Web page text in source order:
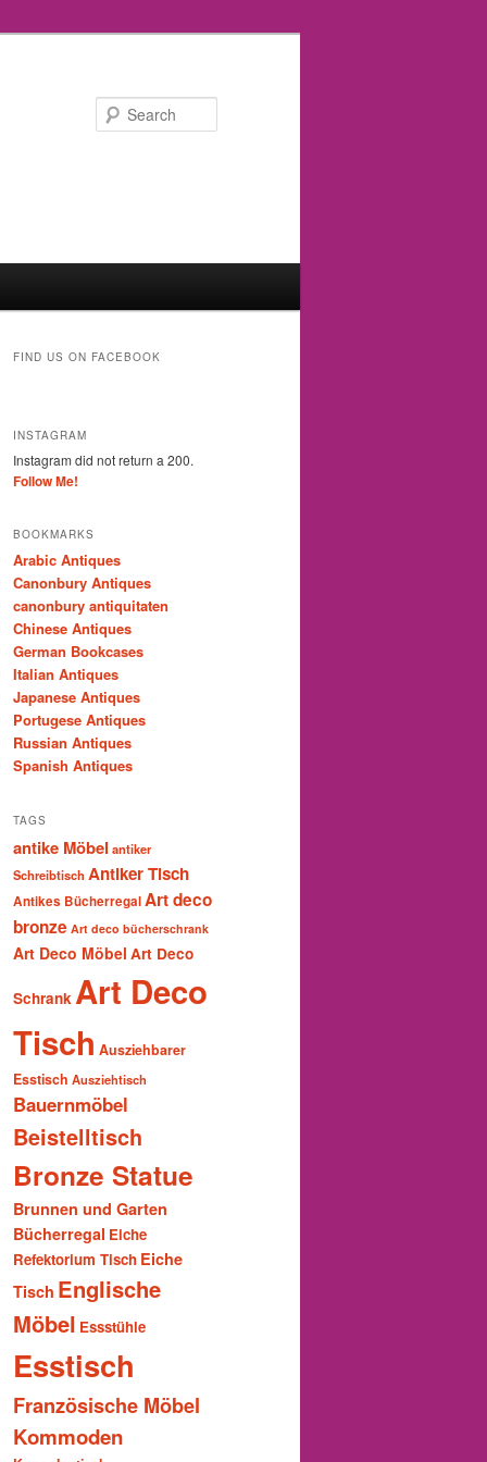
FIND US ON FACEBOOK
INSTAGRAM
Instagram did not return a 200.
Follow Me!
BOOKMARKS
Arabic Antiques
Canonbury Antiques
canonbury antiquitaten
Chinese Antiques
German Bookcases
Italian Antiques
Japanese Antiques
Portugese Antiques
Russian Antiques
Spanish Antiques
TAGS
antike Möbel antiker
Schreibtisch Antiker Tisch
Antikes BücherregalArt deco
bronze Art deco bücherschrank
Art Deco Möbel Art Deco
Schrank Art Deco
Tisch Ausziehbarer
Esstisch Ausziehtisch
Bauernmöbel
Beistelltisch
Bronze Statue
Brunnen und Garten
Bücherregal Eiche
Refektorium Tisch Eiche
Tisch Englische
Möbel Essstühle
Esstisch
Französische Möbel
Kommoden